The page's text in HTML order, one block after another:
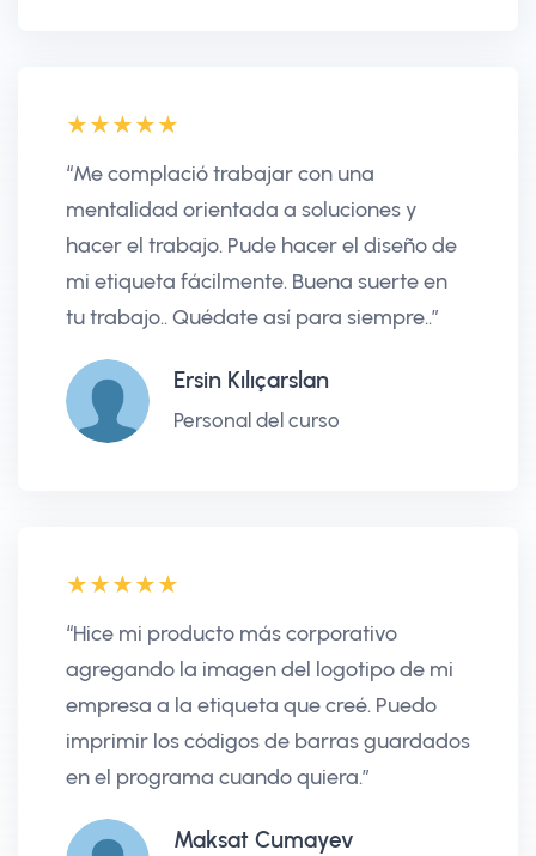
“Me complació trabajar con una
mentalidad orientada a soluciones y
hacer el trabajo. Pude hacer el diseño de
mi etiqueta fácilmente. Buena suerte en
tu trabajo.. Quédate así para siempre..”
Ersin Kılıçarslan
Personal del curso
“Hice mi producto más corporativo
agregando la imagen del logotipo de mi
empresa a la etiqueta que creé. Puedo
imprimir los códigos de barras guardados
en el programa cuando quiera.”
Maksat Cumayev